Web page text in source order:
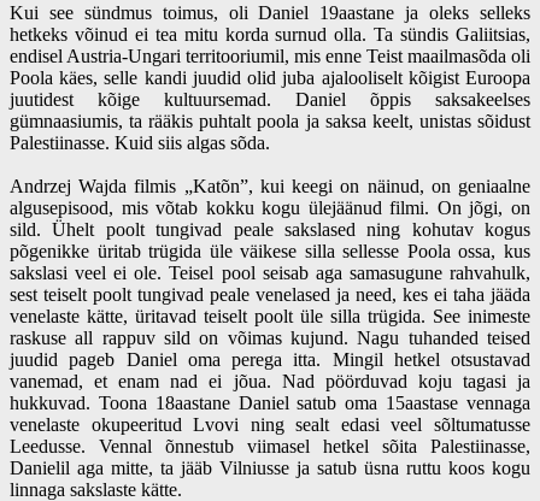
Kui see sündmus toimus, oli Daniel 19aastane ja oleks selleks
hetkeks võinud ei tea mitu korda surnud olla. Ta sündis Galiitsias,
endisel Austria-Ungari territooriumil, mis enne Teist maailmasõda oli
Poola käes, selle kandi juudid olid juba ajalooliselt kõigist Euroopa
juutidest kõige kultuursemad. Daniel õppis saksakeelses
gümnaasiumis, ta rääkis puhtalt poola ja saksa keelt, unistas sõidust
Palestiinasse. Kuid siis algas sõda.
Andrzej Wajda filmis „Katõn”, kui keegi on näinud, on geniaalne
algusepisood, mis võtab kokku kogu ülejäänud filmi. On jõgi, on
sild. Ühelt poolt tungivad peale sakslased ning kohutav kogus
põgenikke üritab trügida üle väikese silla sellesse Poola ossa, kus
sakslasi veel ei ole. Teisel pool seisab aga samasugune rahvahulk,
sest teiselt poolt tungivad peale venelased ja need, kes ei taha jääda
venelaste kätte, üritavad teiselt poolt üle silla trügida. See inimeste
raskuse all rappuv sild on võimas kujund. Nagu tuhanded teised
juudid pageb Daniel oma perega itta. Mingil hetkel otsustavad
vanemad, et enam nad ei jõua. Nad pöörduvad koju tagasi ja
hukkuvad. Toona 18aastane Daniel satub oma 15aastase vennaga
venelaste okupeeritud Lvovi ning sealt edasi veel sõltumatusse
Leedusse. Vennal õnnestub viimasel hetkel sõita Palestiinasse,
Danielil aga mitte, ta jääb Vilniusse ja satub üsna ruttu koos kogu
linnaga sakslaste kätte.